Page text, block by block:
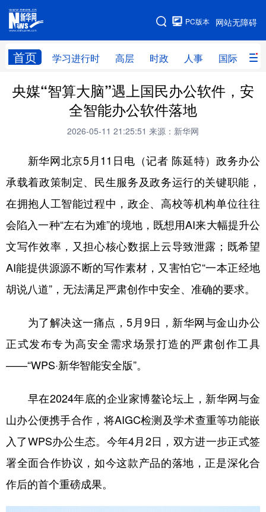
网站无障碍
PC版本
首页 学习进行时 高层 时政 人事 国际 财
网站地图
学习进行时 高层 时政 人事
财经 网评
全球连线
科技 科创 量子 体育
文化 书画 健康 军事
法律 中央文件 汽车
食品 人居 信息化 数字经济
学术中国 乡村振兴 银龄 溯源中国
彩票 娱乐 时尚 悦读
公益 一带一路
地方频道
北京 天津 河北 山西
辽宁 吉林
央媒“智算大脑”遇上国民办公软件，安
全智能办公软件落地
2026-05-11 21:25:51 来源：新华网
新华网北京5月11日电（记者 陈延特）政务办公
承载着政策制定、民生服务及政务运行的关键职能，
在拥抱人工智能过程中，政企、高校等机构单位往往
会陷入一种“左右为难”的境地，既想用AI来大幅提升公
文写作效率，又担心核心数据上云导致泄露；既希望
AI能提供源源不断的写作素材，又害怕它“一本正经地
胡说八道”，无法满足严肃创作中安全、准确的要求。
为了解决这一痛点，5月9日，新华网与金山办公
正式发布专为高安全需求场景打造的严肃创作工具
——“WPS·新华智能安全版”。
早在2024年底的企业家博鳌论坛上，新华网与金
山办公便携手合作，将AIGC检测及学术查重等功能嵌
入了WPS办公生态。今年4月2日，双方进一步正式签
署全面合作协议，如今这款产品的落地，正是深化合
作后的首个重磅成果。